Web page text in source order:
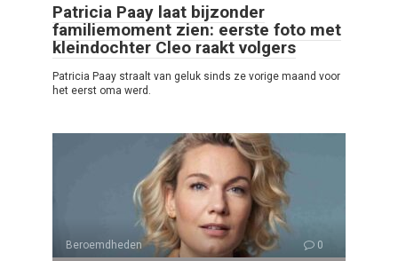
Patricia Paay laat bijzonder
familiemoment zien: eerste foto met
kleindochter Cleo raakt volgers
Patricia Paay straalt van geluk sinds ze vorige maand voor
het eerst oma werd.
Beroemdheden 0